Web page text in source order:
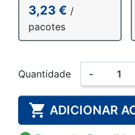
3,23 € /
pacotes
Quantidade -
 ADICIONAR